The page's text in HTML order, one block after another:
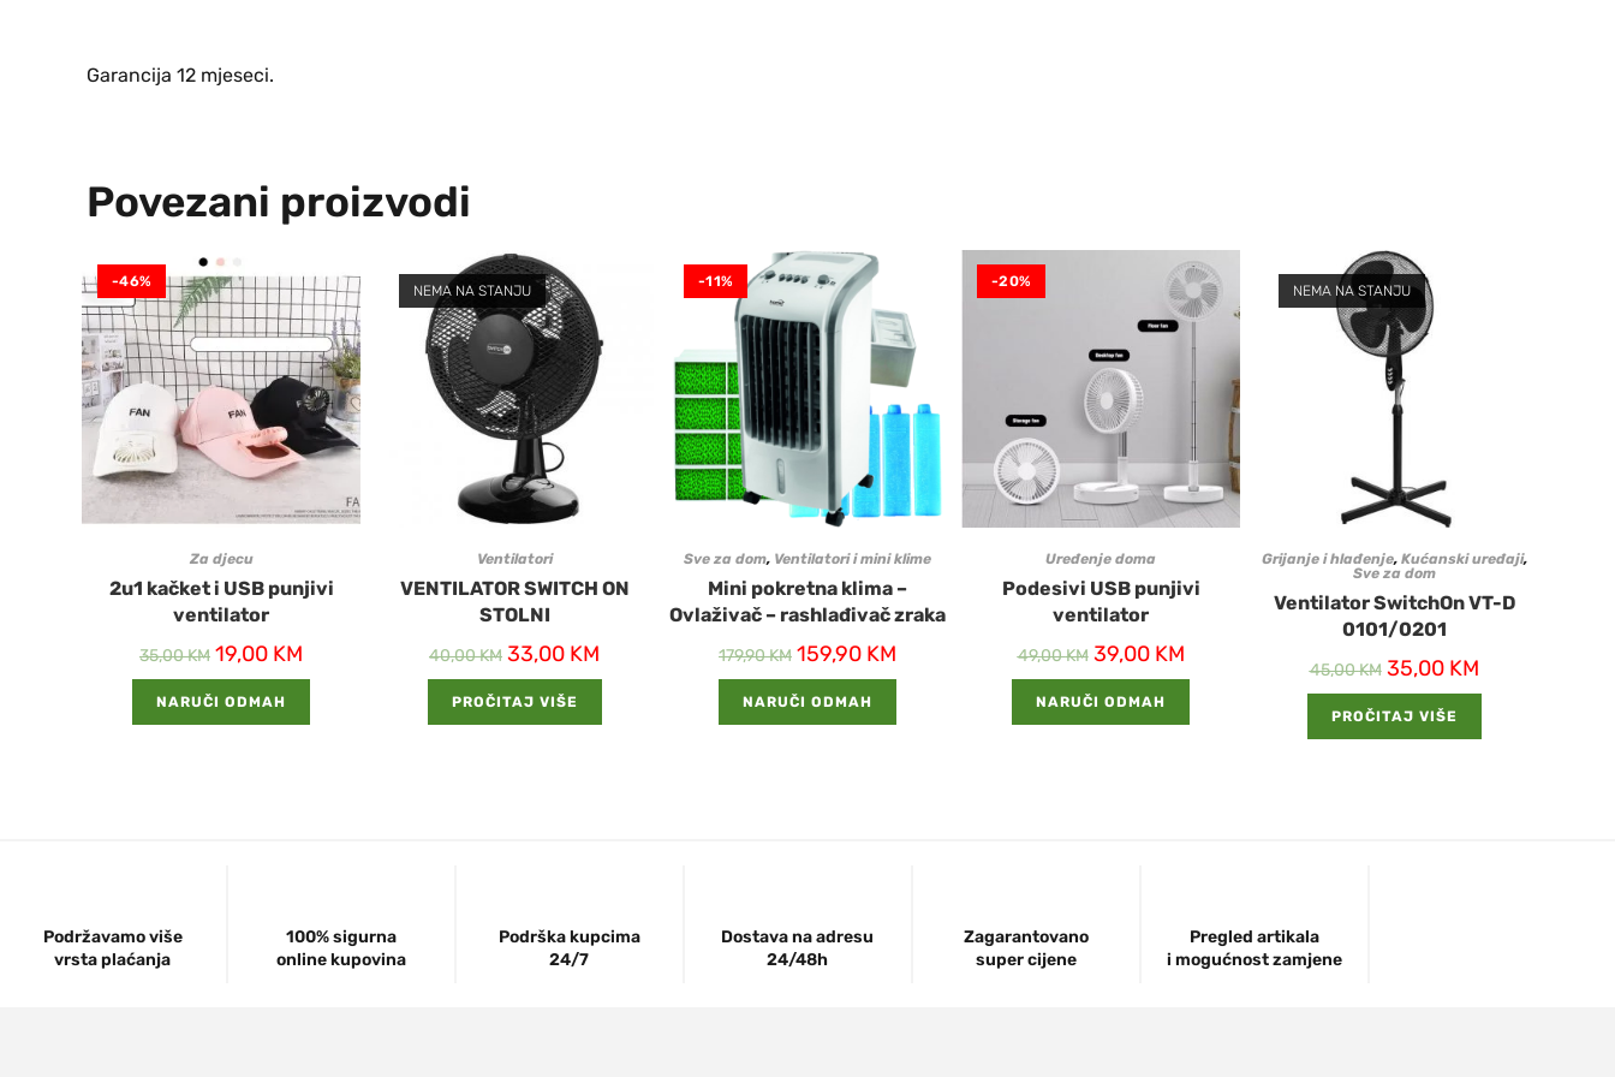
Garancija 12 mjeseci.
Povezani proizvodi
-46%
Za djecu
2u1 kačket i USB punjivi
ventilator
35,00KM 19,00 KM
NARUČI ODMAH
NEMA NA STANJU
Ventilatori
VENTILATOR SWITCH ON
STOLNI
40,00KM 33,00 KM
PROČITAJ VIŠE
-11%
Sve za dom, Ventilatori i mini klime
Mini pokretna klima –
Ovlaživač – rashlađivač zraka
179,90KM 159,90 KM
NARUČI ODMAH
-20%
Uređenje doma
Podesivi USB punjivi
ventilator
49,00KM 39,00 KM
NARUČI ODMAH
NEMA NA STANJU
Grijanje i hlađenje, Kućanski uređaji,
Sve za dom
Ventilator SwitchOn VT-D
0101/0201
45,00KM 35,00 KM
PROČITAJ VIŠE
Podržavamo više
vrsta plaćanja
100% sigurna
online kupovina
Podrška kupcima
24/7
Dostava na adresu
24/48h
Zagarantovano
super cijene
Pregled artikala
i mogućnost zamjene